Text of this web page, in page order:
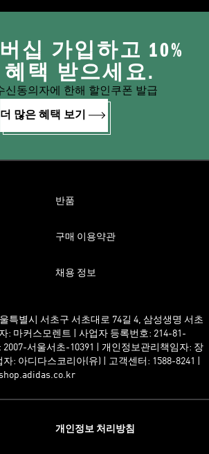
십 가입하고 10%
혜택 받으세요.
신동의자에 한해 할인쿠폰 발급
더 많은 혜택 보기
반품
구매 이용약관
채용 정보
특별시 서초구 서초대로 74길 4, 삼성생명 서초
: 마커스모렌트 | 사업자 등록번호: 214-81-
2007-서울서초-10391 | 개인정보관리책임자: 장
: 아디다스코리아(유) | 고객센터: 1588-8241 |
개인정보 처리방침